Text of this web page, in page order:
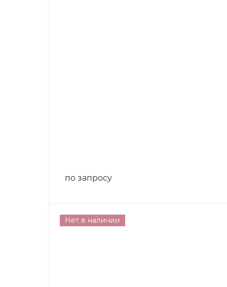
по запросу
Нет в наличии